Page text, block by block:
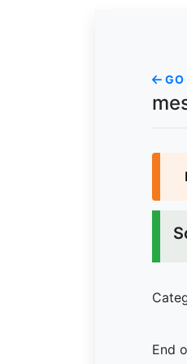
GO
End